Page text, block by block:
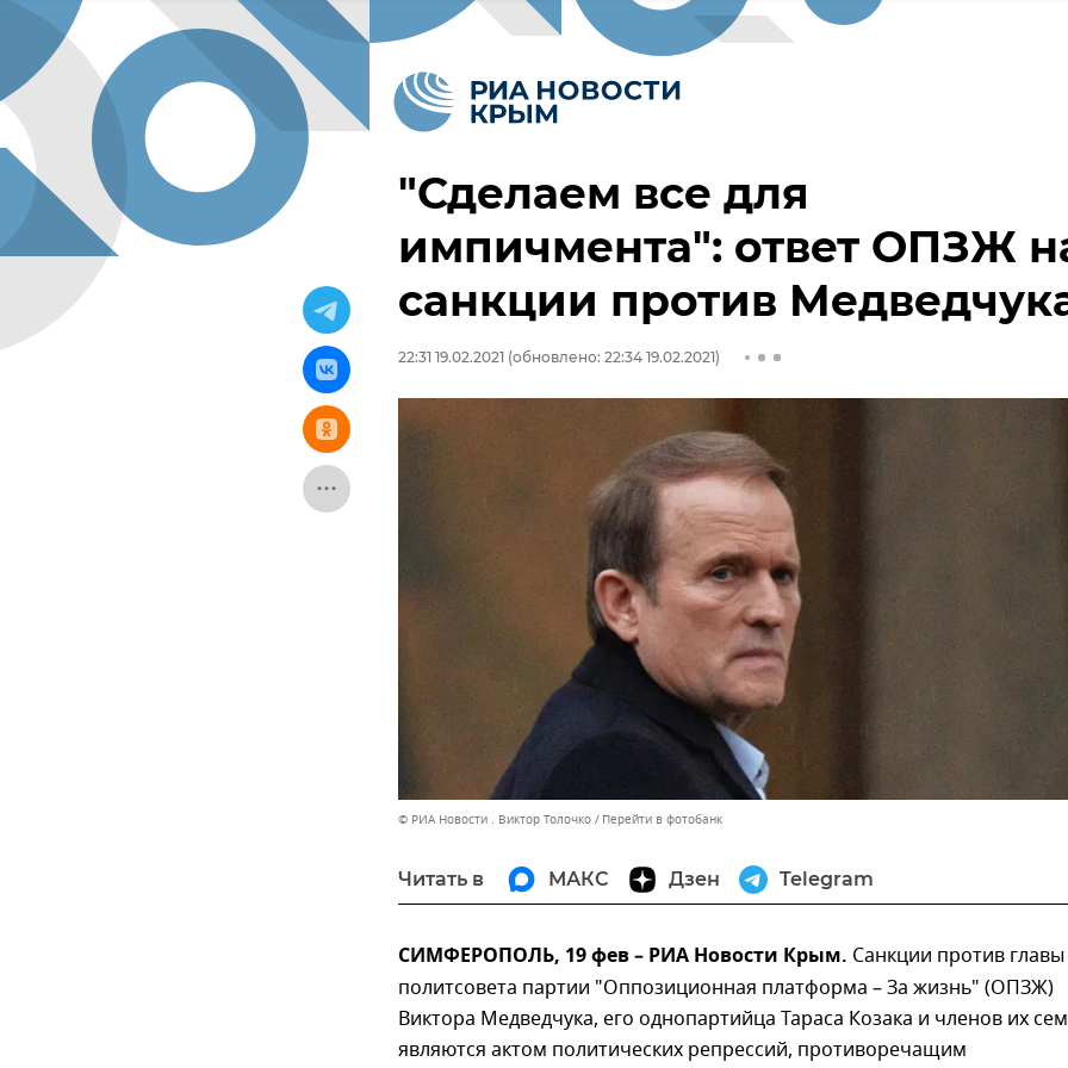
"Сделаем все для
импичмента": ответ ОПЗЖ
санкции против
22:31 19.02.2021 (обновлено: 22:34 19.02.2021)
© РИА Новости . Виктор Толочко Перейти в фотобанк
Читать в МАКС Дзен Telegram
СИМФЕРОПОЛЬ, 19 фев – РИА Новости Крым. Санкции против главы
политсовета партии "Оппозиционная платформа – За жизнь" (ОПЗЖ)
Виктора Медведчука, его однопартийца Тараса Козака и членов их
являются актом политических репрессий, противоречащим